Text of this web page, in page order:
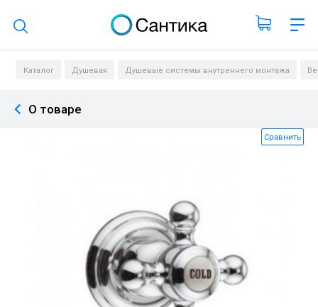
Поиск по каталогу
Каталог Душевая Душевые системы внутреннего монтажа
О товаре
Сравнить